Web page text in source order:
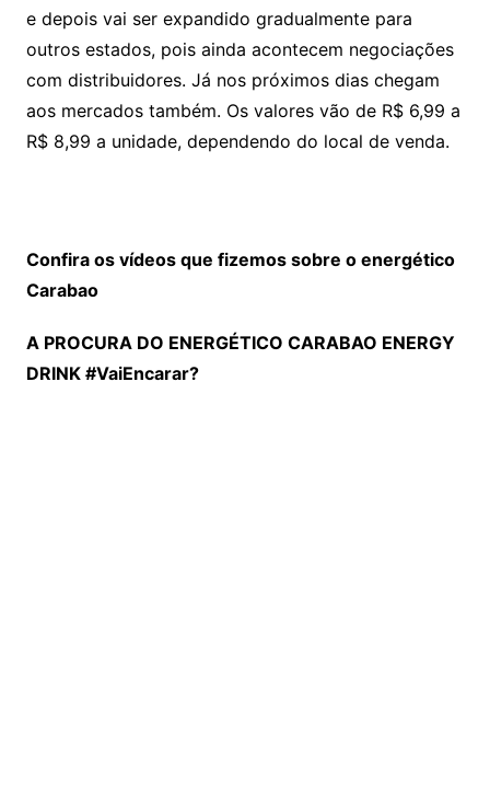
e depois vai ser expandido gradualmente para
outros estados, pois ainda acontecem negociações
com distribuidores. Já nos próximos dias chegam
aos mercados também. Os valores vão de R$ 6,99 a
R$ 8,99 a unidade, dependendo do local de venda.
Confira os vídeos que fizemos sobre o energético
Carabao
A PROCURA DO ENERGÉTICO CARABAO ENERGY
DRINK #VaiEncarar?